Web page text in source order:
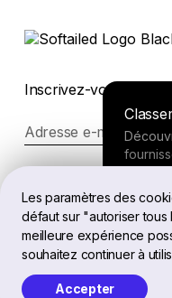
Les paramètres des
défaut sur "autoriser
meilleure expérience
souhaitez continuer à
Accepter
Outil
sur vos
Inscrivez-vous pour
Adresse e-mail
Mentions juridiques